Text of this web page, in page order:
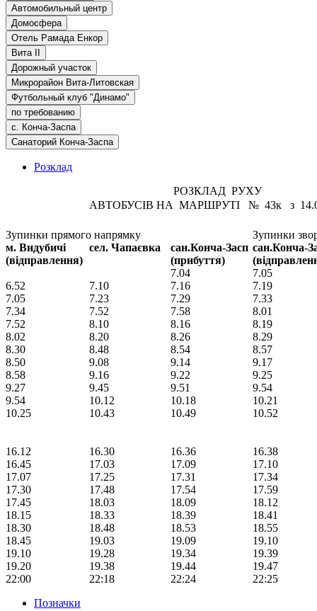
Автомобильный центр
Домосфера
Отель Рамада Енкор
Вита II
Дорожный участок
Микрорайон Вита-Литовская
Футбольный клуб "Динамо"
по требованию
с. Конча-Заспа
Санаторий Конча-Заспа
Розклад
РОЗКЛАД РУХУ
АВТОБУСІВ НА МАРШРУТІ № 43к з
Зупинки прямого напрямку
Зупинки
м. Видубичі
сел. Чапаєвка сан.Конча-Засп сан.Конча-
(відправлення)
(прибуття)
7.04
7.05
6.52
7.10 7.16
7.19
7.05
7.23 7.29
7.33
7.34
7.52 7.58
8.01
7.52
8.10 8.16
8.19
8.02
8.20 8.26
8.29
8.30
8.48 8.54
8.57
8.50
9.08 9.14
9.17
8.58
9.16 9.22
9.25
9.27
9.45 9.51
9.54
9.54
10.12 10.18
10.21
10.25
10.43 10.49 10.52
16.12 16.30 16.36
16.38
16.45
17.03 17.09
17.10
17.07
17.25 17.31
17.34
17.30
17.48 17.54
17.59
17.45
18.03 18.09
18.12
18.15
18.33 18.39
18.41
18.30
18.48 18.53
18.55
18.45
19.03 19.09
19.10
19.10
19.28 19.34
19.39
19.20
19.38 19.44
19.47
22:00
22:18 22:24
22:25
Позначки